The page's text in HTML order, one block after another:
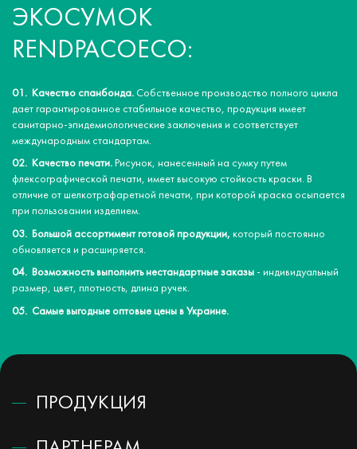
ЭКОСУМОК
RENDPACOECO:
Качество спанбонда.Собственное производство полного цикла
дает гарантированное стабильное качество, продукция имеет
санитарно-эпидемиологические заключения и соответствует
международным стандартам.
Качество печати.Рисунок, нанесенный на сумку путем
флексографической печати, имеет высокую стойкость краски. В
отличие от шелкотрафаретной печати, при которой краска осыпается
при пользовании изделием.
Большой ассортимент готовой продукции, который постоянно
обновляется и расширяется.
Возможность выполнить нестандартные заказы- индивидуальный
размер, цвет, плотность, длина ручек.
Самые выгодные оптовые цены в Украине.
ПРОДУКЦИЯ